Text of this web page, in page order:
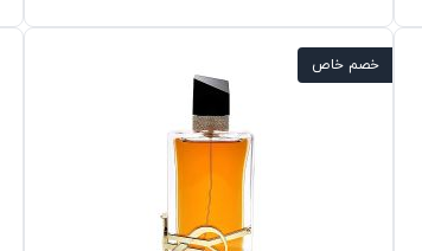
خصم خاص